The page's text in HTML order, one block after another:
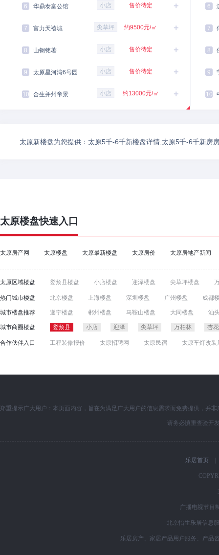
6 华鼎泰富公馆 小店 售价待定 +
7 富力天禧城 尖草坪 约9500元/㎡ +
8 山钢铭著 小店 售价待定 +
9 太原星河湾6号园 小店 售价待定 +
10 合生并州帝景 小店 约13000元/㎡ +
6
7
8
9
10
太原新楼盘为您提供：太原5千-6千新楼盘详情,太原5千-6千新房
太原楼盘快速入口
太原房产网 太原楼盘 太原最新楼盘 太原房价 太原房地产新闻
太原区域楼盘 娄烦县楼盘 小店楼盘 迎泽楼盘 尖草坪楼盘
热门城市楼盘 北京楼盘 上海楼盘 深圳楼盘 广州楼盘
成都
郑州楼盘
东莞楼盘 青岛楼盘 沈阳楼盘
宁波
济南楼盘
温州楼盘
城市楼盘推荐 遂宁楼盘 郴州楼盘 马鞍山楼盘 大同楼盘
汕
常州楼盘
曲靖楼盘 邯郸楼盘 芜湖楼盘
娄底
城市商圈楼盘 娄烦县 小店 迎泽 尖草坪 万柏林 杏
合作伙伴入口 工程装修报价 太原招聘网 太原民宿
太原车灯改装
郑重提示广大用户：本页面内容，旨在为满足广大用户的信息需求而免费提供，并
请务必慎重查验开
乐居首页
广播电视节目
北京怡生乐居信息
乐居房产、家居产品用户服务、产品